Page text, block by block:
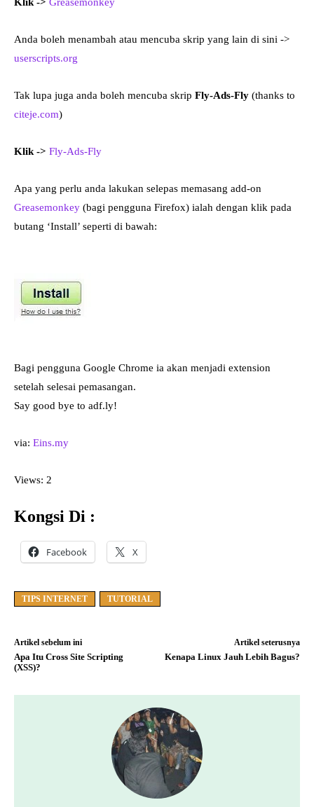
Anda boleh menambah atau mencuba skrip yang lain di sini ->
userscripts.org
Tak lupa juga anda boleh mencuba skrip Fly-Ads-Fly (thanks to
citeje.com)
Klik -> Fly-Ads-Fly
Apa yang perlu anda lakukan selepas memasang add-on
Greasemonkey (bagi pengguna Firefox) ialah dengan klik pada
butang ‘Install’ seperti di bawah:
Bagi pengguna Google Chrome ia akan menjadi extension
setelah selesai pemasangan.
Say good bye to adf.ly!
via: Eins.my
Views: 2
Kongsi Di :
Facebook X
TIPS INTERNET TUTORIAL
Artikel sebelum ini
Apa Itu Cross Site Scripting
(XSS)?
Artikel seterusnya
Kenapa Linux Jauh Lebih Bagus?